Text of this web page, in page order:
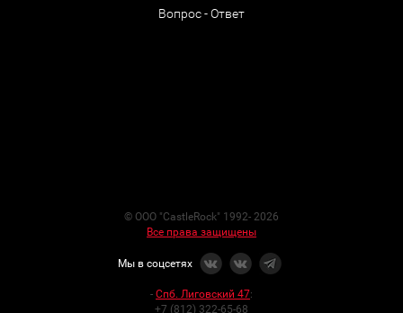
Вопрос - Ответ
© ООО "CastleRock" 1992- 2026
Все права защищены
Мы в соцсетях
- Спб. Лиговский 47:
+7 (812) 322-65-68